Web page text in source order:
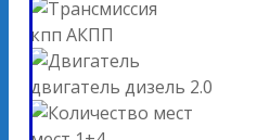
кпп АКПП
двигатель дизель 2.0